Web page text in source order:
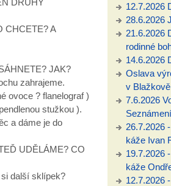
CHCETE? A
JAK?
zahrajeme.
ovoce ? flanelograf )
stužkou ).
a dáme je do
UDĚLÁME? CO
další sklípek?
12.7.2026
28.6.2026
21.6.2026
rodinné
14.6.2026
Oslava
v Blažkově
7.6.2026
26.7.2026
káže Ivan
19.7.2026
káže
12.7.2026